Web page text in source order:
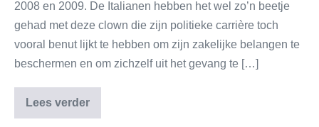
2008 en 2009. De Italianen hebben het wel zo’n beetje
gehad met deze clown die zijn politieke carrière toch
vooral benut lijkt te hebben om zijn zakelijke belangen te
beschermen en om zichzelf uit het gevang te […]
Lees verder